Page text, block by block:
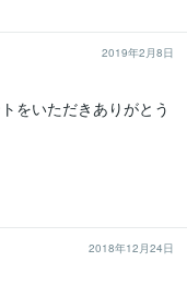
2019年2月8日
をいただきありがとう
2018年12月24日